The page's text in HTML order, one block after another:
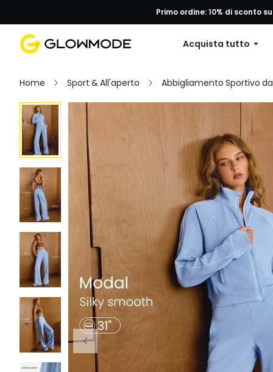
Primo ordine: 10% di sconto
Acquista tutto
Home Sport & All'aperto Abbigliamento Sportivo